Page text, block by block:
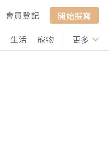
會員登記
開始撰寫
生活 寵物 行山 打卡
更多